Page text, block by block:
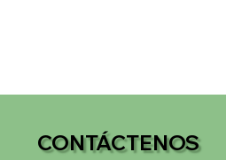
CONTÁCTENOS